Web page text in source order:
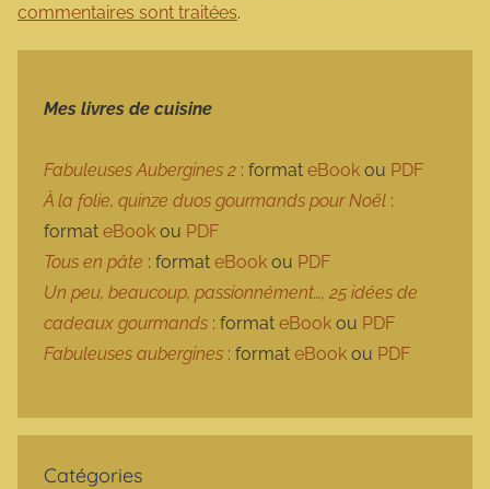
commentaires sont traitées.
Mes livres de cuisine
Fabuleuses Aubergines 2 : format eBook ou PDF
À la folie, quinze duos gourmands pour Noël :
format eBook ou PDF
Tous en pâte : format eBook ou PDF
Un peu, beaucoup, passionnément…, 25 idées de
cadeaux gourmands : format eBook ou PDF
Fabuleuses aubergines : format eBook ou PDF
Catégories